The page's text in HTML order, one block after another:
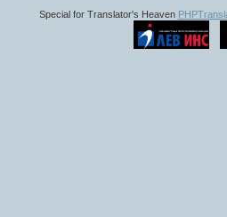
Special for Translator's Heaven